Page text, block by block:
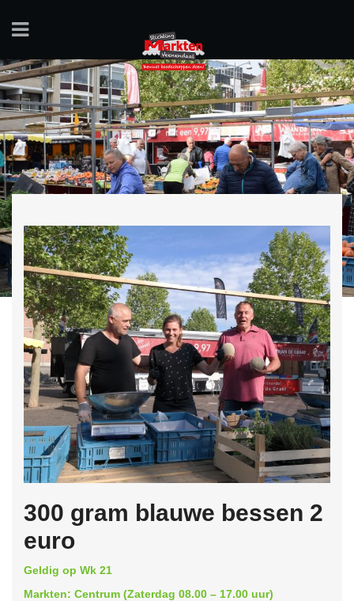
300 gram blauwe bessen 2
euro
Geldig op Wk 21
Markten: Centrum (Zaterdag 08.00 – 17.00 uur)